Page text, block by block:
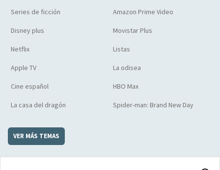
Series de ficción Amazon Prime Video
Disney plus Movistar Plus
Netflix Listas
Apple TV La odisea
Cine español HBO Max
La casa del dragón Spider-man: Brand New Day
VER MÁS TEMAS